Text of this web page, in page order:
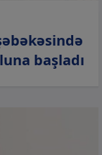
başladı